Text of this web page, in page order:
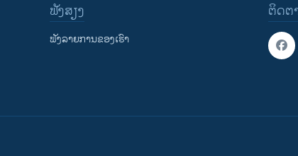
ຕິດຕ
ຟັງສຽງ
ຟັງລາຍການຂອງເຮົາ